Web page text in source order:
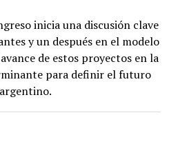
inicia una discusión clave
y un después en el modelo
de estos proyectos en la
para definir el futuro